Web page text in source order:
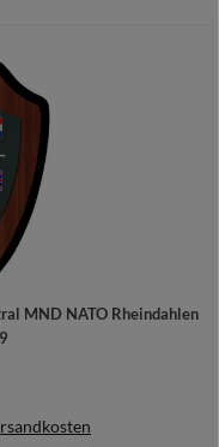
MND NATO Rheindahlen